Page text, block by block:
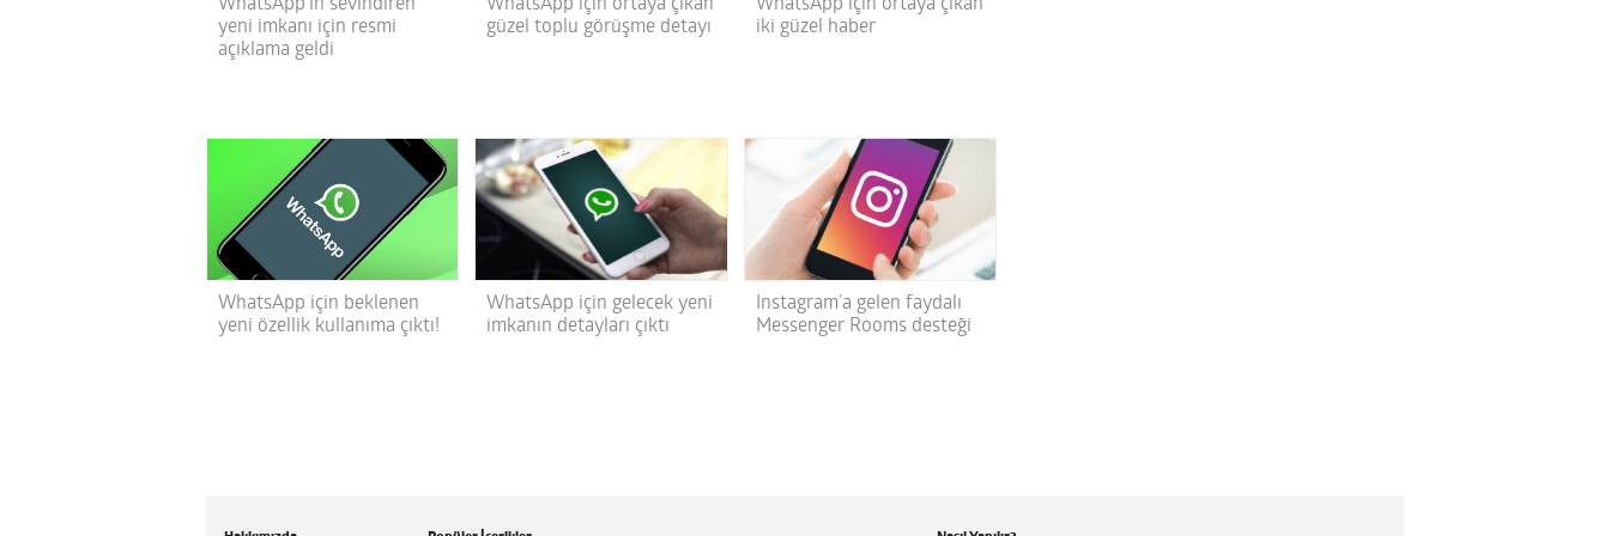
WhatsApp’ın sevindiren
yeni imkanı için resmi
açıklama geldi
WhatsApp için ortaya çıkan
güzel toplu görüşme detayı
WhatsApp için ortaya çıkan
iki güzel haber
WhatsApp için beklenen
yeni özellik kullanıma çıktı!
WhatsApp için gelecek yeni
imkanın detayları çıktı
Instagram’a gelen faydalı
Messenger Rooms desteği